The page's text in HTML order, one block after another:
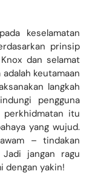
keselamatan
prinsip
dan selamat
keutamaan
langkah
pengguna
perkhidmatan itu
yang wujud.
– tindakan
jangan ragu
dengan yakin!